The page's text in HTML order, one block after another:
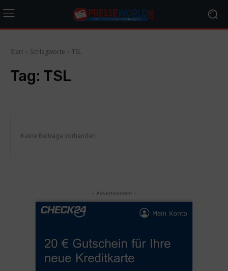
Start Schlagworte TSL
Tag: TSL
Keine Beiträge vorhanden
- Advertisement -